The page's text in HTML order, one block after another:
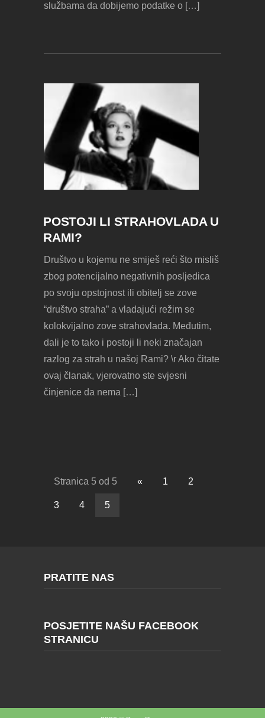
službama da dobijemo podatke o […]
POSTOJI LI STRAHOVLADA U
RAMI?
Društvo u kojemu ne smiješ reći što misliš
zbog potencijalno negativnih posljedica
po svoju opstojnost ili obitelj se zove
“društvo straha” a vladajući režim se
kolokvijalno zove strahovlada. Međutim,
dali je to tako i postoji li neki značajan
razlog za strah u našoj Rami? \r Ako čitate
ovaj članak, vjerovatno ste svjesni
činjenice da nema […]
Stranica 5 od 5 « 1 2
3 4 5
PRATITE NAS
POSJETITE NAŠU FACEBOOK
STRANICU